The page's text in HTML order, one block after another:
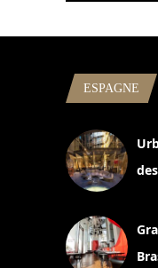
ESPAGNE